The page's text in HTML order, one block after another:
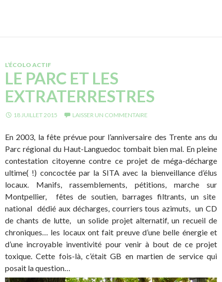
L’ÉCOLO ACTIF
LE PARC ET LES
EXTRATERRESTRES
18 JUILLET 2015 LAISSER UN COMMENTAIRE
En 2003, la fête prévue pour l’anniversaire des Trente ans du
Parc régional du Haut-Languedoc tombait bien mal. En pleine
contestation citoyenne contre ce projet de méga-décharge
ultime( !) concoctée par la SITA avec la bienveillance d’élus
locaux. Manifs, rassemblements, pétitions, marche sur
Montpellier, fêtes de soutien, barrages filtrants, un site
national dédié aux décharges, courriers tous azimuts, un CD
de chants de lutte, un solide projet alternatif, un recueil de
chroniques… les locaux ont fait preuve d’une belle énergie et
d’une incroyable inventivité pour venir à bout de ce projet
toxique. Cette fois-là, c’était GB en martien de service qui
posait la question…